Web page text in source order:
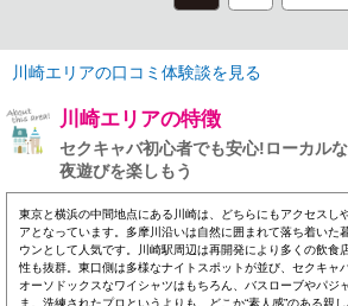
川崎エリアの口コミ体験談を見る
川崎エリアの特徴
セクキャバ初心者でも安心!ローカル
夜遊びを楽しもう
東京と横浜の中間地点にある川崎は、どちらにもアクセスし
アとなっています。多摩川沿いは自然に囲まれて落ち着いた
ウンとして人気です。川崎駅周辺は再開発により多くの飲食
性も抜群。東口側は多様なナイトスポットが並び、セクキャ
オーソドックスなワイシャツはもちろん、バスローブやパジ
ま。洗練されたプロというよりも、どこか“素人感”のある親